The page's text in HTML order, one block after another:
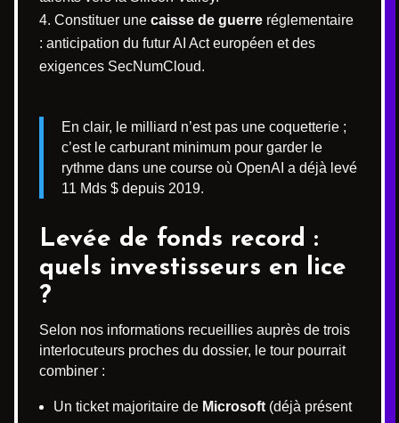
Constituer une caisse de guerre réglementaire
: anticipation du futur AI Act européen et des
exigences SecNumCloud.
En clair, le milliard n’est pas une coquetterie ;
c’est le carburant minimum pour garder le
rythme dans une course où OpenAI a déjà levé
11 Mds $ depuis 2019.
Levée de fonds record :
quels investisseurs en lice
?
Selon nos informations recueillies auprès de trois
interlocuteurs proches du dossier, le tour pourrait
combiner :
Un ticket majoritaire de Microsoft (déjà présent